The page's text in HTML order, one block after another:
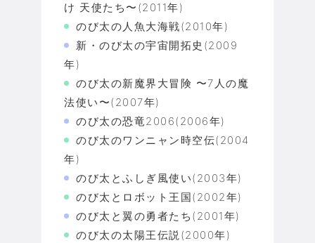
け 天使たち〜(2011年)
のび太の人魚大海戦(2010年)
新・のび太の宇宙開拓史(2009
年)
のび太の新魔界大冒険 〜7人の魔
法使い〜(2007年)
のび太の恐竜2006(2006年)
のび太のワンニャン時空伝(2004
年)
のび太とふしぎ風使い(2003年)
のび太とロボット王国(2002年)
のび太と翼の勇者たち(2001年)
のび太の太陽王伝説(2000年)